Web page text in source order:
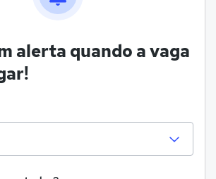
alerta quando a vaga